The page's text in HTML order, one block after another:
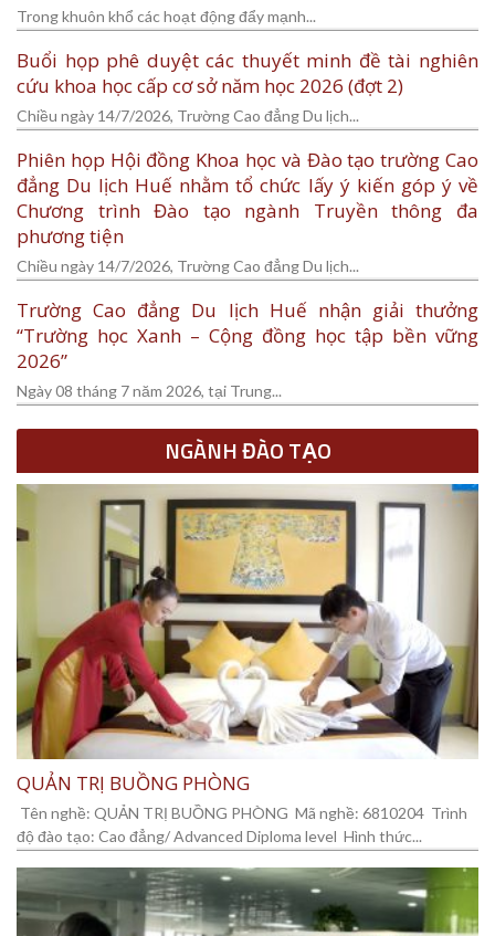
Trong khuôn khổ các hoạt động đẩy mạnh...
Buổi họp phê duyệt các thuyết minh đề tài nghiên
cứu khoa học cấp cơ sở năm học 2026 (đợt 2)
Chiều ngày 14/7/2026, Trường Cao đẳng Du lịch...
Phiên họp Hội đồng Khoa học và Đào tạo trường Cao
đẳng Du lịch Huế nhằm tổ chức lấy ý kiến góp ý về
Chương trình Đào tạo ngành Truyền thông đa
phương tiện
Chiều ngày 14/7/2026, Trường Cao đẳng Du lịch...
Trường Cao đẳng Du lịch Huế nhận giải thưởng
“Trường học Xanh – Cộng đồng học tập bền vững
2026”
Ngày 08 tháng 7 năm 2026, tại Trung...
NGÀNH ĐÀO TẠO
QUẢN TRỊ BUỒNG PHÒNG
Tên nghề: QUẢN TRỊ BUỒNG PHÒNG Mã nghề: 6810204 Trình
độ đào tạo: Cao đẳng/ Advanced Diploma level Hình thức...